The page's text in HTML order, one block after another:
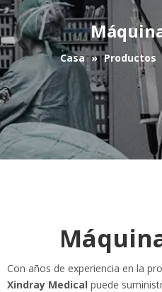
Casa » Productos
Con años de experiencia en la
Xindray Medical puede